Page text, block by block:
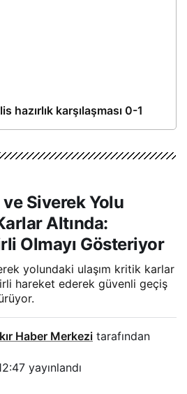
hazırlık karşılaşması 0-1
Siverek Yolu
Altında:
Olmayı Gösteriyor
yolundaki ulaşım kritik karlar
hareket ederek güvenli geçiş
Haber Merkezi tarafından
yayınlandı